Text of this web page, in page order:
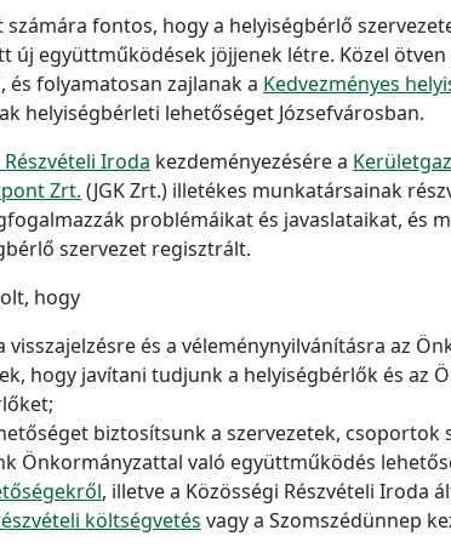
fontos, hogy a helyiségbérlő
új együttműködések jöjjenek létre. Közel
folyamatosan zajlanak a Kedvezményes
helyiségbérleti lehetőséget Józsefvárosban.
Iroda kezdeményezésére a
Zrt. (JGK Zrt.) illetékes munkatársainak
problémáikat és javaslataikat, és
szervezet regisztrált.
hogy
visszajelzésre és a véleménynyilvánításra az
hogy javítani tudjunk a helyiségbérlők és
biztosítsunk a szervezetek,
Önkormányzattal való együttműködés
, illetve a Közösségi Részvételi
költségvetés vagy a Szomszédünnep